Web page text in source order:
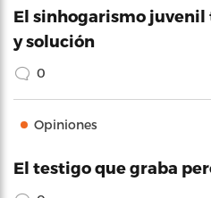
El sinhogarismo
y solución
0
Opiniones
El testigo que graba